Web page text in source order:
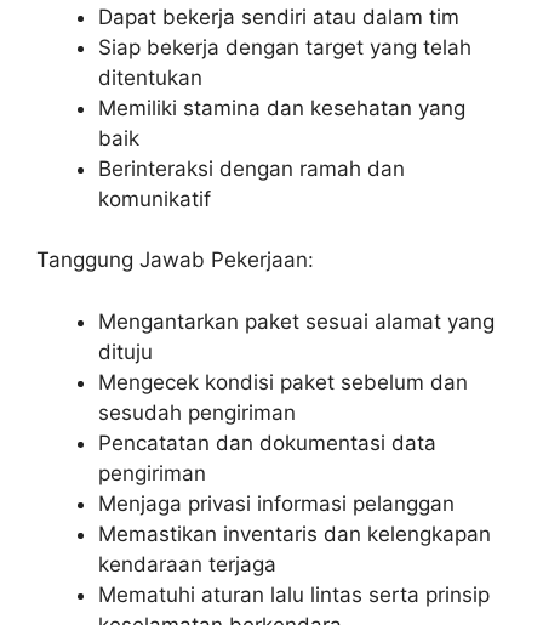
Dapat bekerja sendiri atau dalam tim
Siap bekerja dengan target yang telah
ditentukan
Memiliki stamina dan kesehatan yang
baik
Berinteraksi dengan ramah dan
komunikatif
Tanggung Jawab Pekerjaan:
Mengantarkan paket sesuai alamat yang
dituju
Mengecek kondisi paket sebelum dan
sesudah pengiriman
Pencatatan dan dokumentasi data
pengiriman
Menjaga privasi informasi pelanggan
Memastikan inventaris dan kelengkapan
kendaraan terjaga
Mematuhi aturan lalu lintas serta prinsip